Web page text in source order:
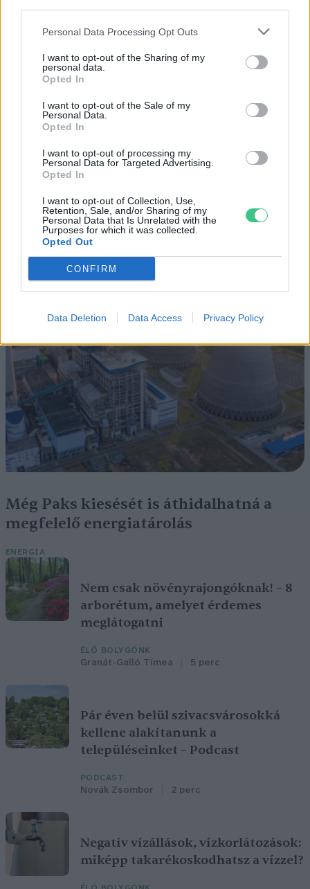
Personal Data Processing Opt Outs
I want to opt-out of the Sharing of my
personal data.
Opted In
I want to opt-out of the Sale of my
Personal Data.
Opted In
I want to opt-out of processing my
Personal Data for Targeted Advertising.
Opted In
I want to opt-out of Collection, Use,
Retention, Sale, and/or Sharing of my
Personal Data that Is Unrelated with the
Purposes for which it was collected.
Opted Out
CONFIRM
Data Deletion Data Access Privacy Policy
Történelmi aszály sújtja Nagy-
Britanniát is
Elképesztő felvétel mutatja meg,
mekkora a különbség az áradó és a
ÉLŐ BOLYGÓNK
Még Paks kiesését is áthidalhatná a
megfelelő energiatárolás
ENERGIA
Nem csak növényrajongóknak! – 8
arborétum, amelyet érdemes
meglátogatni
ÉLŐ BOLYGÓNK
Granát-Galló Tímea 5 perc
Pár éven belül szivacsvárosokká
kellene alakítanunk a
településeinket – Podcast
PODCAST
Novák Zsombor 2 perc
Negatív vízállások, vízkorlátozások:
miképp takarékoskodhatsz a vízzel?